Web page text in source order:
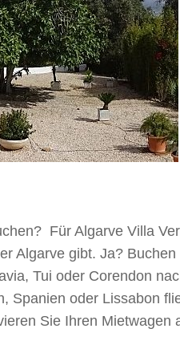
Für Algarve Villa
Algarve gibt. Ja? Buchen
Tui oder Corendon
Spanien oder Lissabon
Sie Ihren Mietwagen